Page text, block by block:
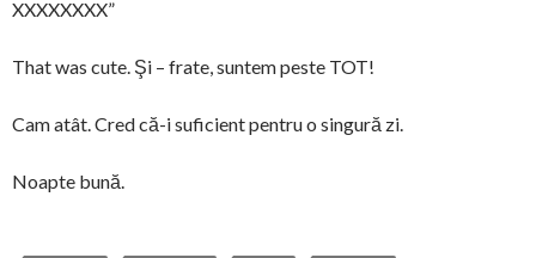
XXXXXXXX”
That was cute. Şi – frate, suntem peste TOT!
Cam atât. Cred că-i suficient pentru o singură zi.
Noapte bună.